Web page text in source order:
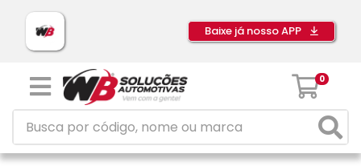
Baixe já nosso APP
0